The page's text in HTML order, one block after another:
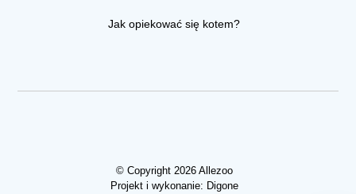
Jak opiekować się kotem?
© Copyright 2026 Allezoo
Projekt i wykonanie: Digone